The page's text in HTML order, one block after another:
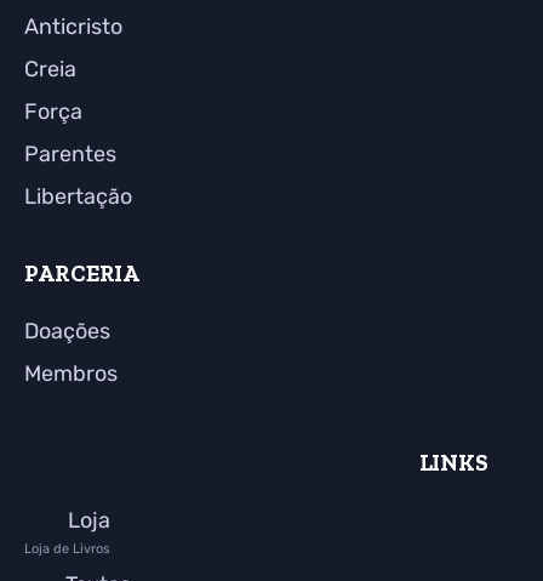
Anticristo
Creia
Força
Parentes
Libertação
PARCERIA
Doações
Membros
LINKS
Loja
Loja de Livros